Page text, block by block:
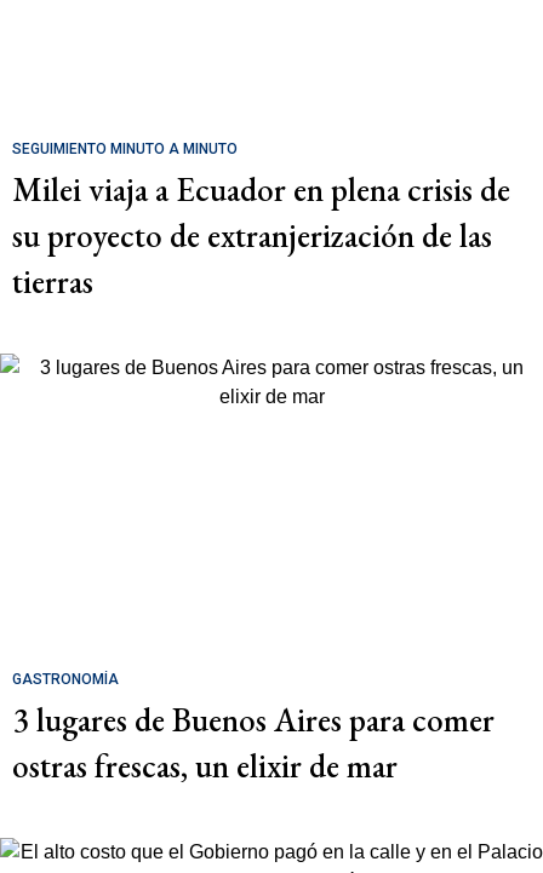
SEGUIMIENTO MINUTO A MINUTO
Milei viaja a Ecuador en plena crisis de
su proyecto de extranjerización de las
tierras
GASTRONOMÍA
3 lugares de Buenos Aires para comer
ostras frescas, un elixir de mar